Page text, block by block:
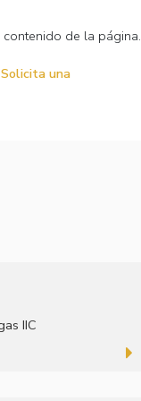
de la página.
Solicita una
IIC